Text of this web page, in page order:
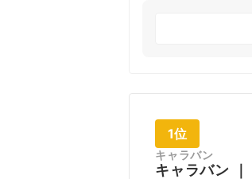
1位
キャラバン
キャラバン